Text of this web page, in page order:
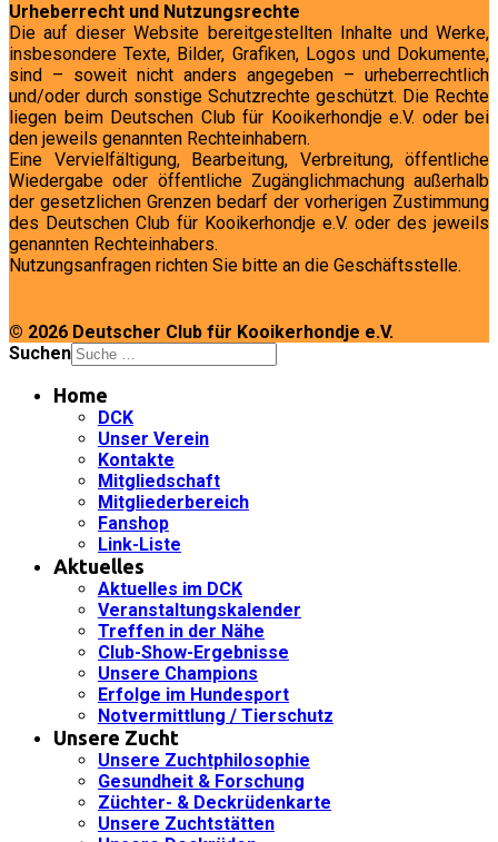
Urheberrecht und Nutzungsrechte
Die auf dieser Website bereitgestellten Inhalte und Werke,
insbesondere Texte, Bilder, Grafiken, Logos und Dokumente,
sind – soweit nicht anders angegeben – urheberrechtlich
und/oder durch sonstige Schutzrechte geschützt. Die Rechte
liegen beim Deutschen Club für Kooikerhondje e.V. oder bei
den jeweils genannten Rechteinhabern.
Eine Vervielfältigung, Bearbeitung, Verbreitung, öffentliche
Wiedergabe oder öffentliche Zugänglichmachung außerhalb
der gesetzlichen Grenzen bedarf der vorherigen Zustimmung
des Deutschen Club für Kooikerhondje e.V. oder des jeweils
genannten Rechteinhabers.
Nutzungsanfragen richten Sie bitte an die Geschäftsstelle.
© 2026 Deutscher Club für Kooikerhondje e.V.
Suchen
Home
DCK
Unser Verein
Kontakte
Mitgliedschaft
Mitgliederbereich
Fanshop
Link-Liste
Aktuelles
Aktuelles im DCK
Veranstaltungskalender
Treffen in der Nähe
Club-Show-Ergebnisse
Unsere Champions
Erfolge im Hundesport
Notvermittlung / Tierschutz
Unsere Zucht
Unsere Zuchtphilosophie
Gesundheit & Forschung
Züchter- & Deckrüdenkarte
Unsere Zuchtstätten